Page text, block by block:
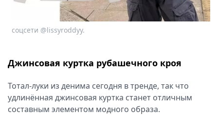
соцсети @lissyroddyy.
Джинсовая куртка рубашечного кроя
Тотал-луки из денима сегодня в тренде, так что
удлинённая джинсовая куртка станет отличным
составным элементом модного образа.